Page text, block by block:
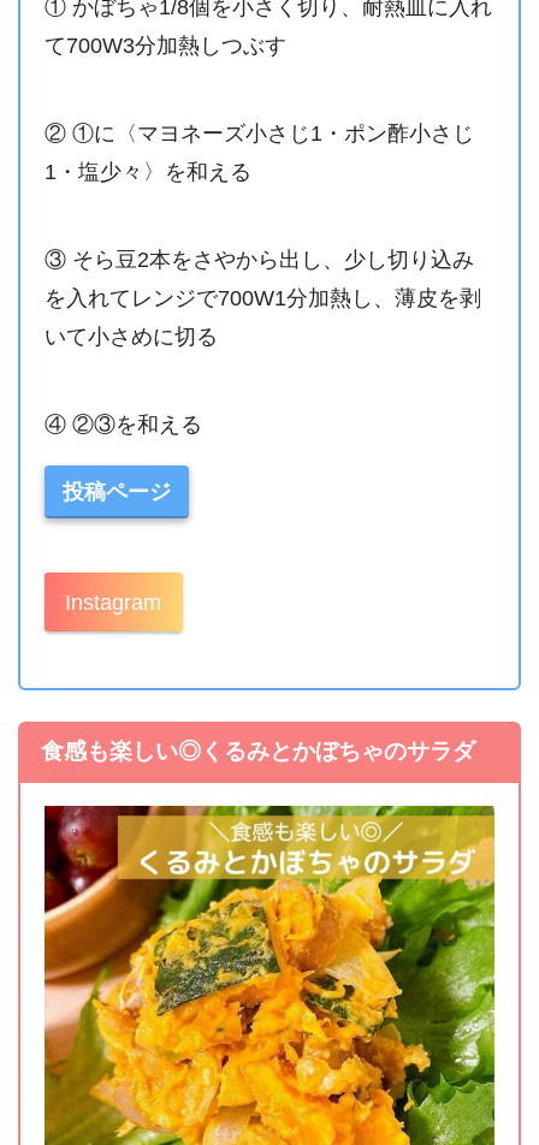
① かぼちゃ1/8個を小さく切り、耐熱皿に入れ
て700W3分加熱しつぶす
② ①に〈マヨネーズ小さじ1・ポン酢小さじ
1・塩少々〉を和える
③ そら豆2本をさやから出し、少し切り込み
を入れてレンジで700W1分加熱し、薄皮を剥
いて小さめに切る
④ ②③を和える
投稿ページ
Instagram
食感も楽しい◎くるみとかぼちゃのサラダ